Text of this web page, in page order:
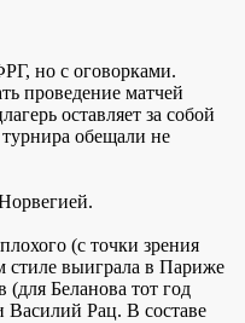
но с оговорками.
проведение матчей
оставляет за собой
турнира обещали не
(с точки зрения
стиле выиграла в Париже
Беланова тот год
Василий Рац. В составе